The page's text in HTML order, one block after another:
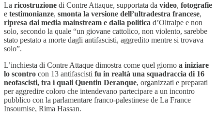
La ricostruzione di Contre Attaque, supportata da video, fotografie
e testimonianze, smonta la versione dell’ultradestra francese,
ripresa dai media mainstream e dalla politica d’Oltralpe e non
solo, secondo la quale “un giovane cattolico, non violento, sarebbe
stato pestato a morte dagli antifascisti, aggredito mentre si trovava
solo”.
L’inchiesta di Contre Attaque dimostra come quel giorno a iniziare
lo scontro con 13 antifascisti fu in realtà una squadraccia di 16
neofascisti, tra i quali Quentin Deranque, organizzati e preparati
per aggredire coloro che intendevano partecipare a un incontro
pubblico con la parlamentare franco-palestinese de La France
Insoumise, Rima Hassan.